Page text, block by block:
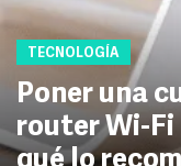
TECNOLOGÍA
Poner una
router Wi-Fi